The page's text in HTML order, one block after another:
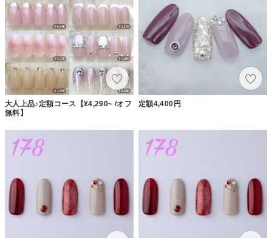
大人上品♪定額コース【¥4,290~ /オフ
無料】
定額4,400円